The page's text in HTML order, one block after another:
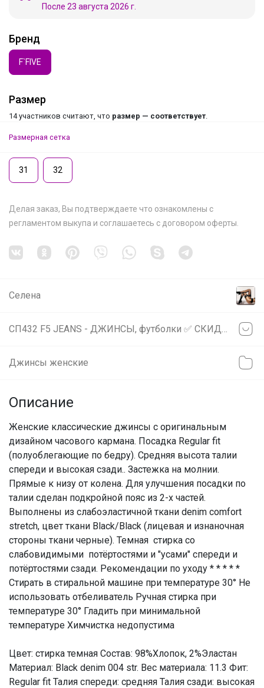
После 23 августа 2026 г.
Бренд
F`FIVE
Размер
14 участников считают, что размер — соответствует
Размерная сетка
31 32
Делая заказ, Вы подтверждаете что ознакомлены с
регламентом выкупа и соглашаетесь с договором оферты
Селена
Джинсы женские
Описание
Женские классические джинсы с оригинальным
дизайном часового кармана. Посадка Regular fit
(полуоблегающие по бедру). Средняя высота талии
спереди и высокая сзади.. Застежка на молнии.
Прямые к низу от колена. Для улучшения посадки по
талии сделан подкройной пояс из 2-х частей.
Выполнены из слабоэластичной ткани denim comfort
stretch, цвет ткани Black/Black (лицевая и изнаночная
стороны ткани черные). Темная стирка со
слабовидимыми потёртостями и "усами" спереди и
потёртостями сзади. Рекомендации по уходу * * * * *
Стирать в стиральной машине при температуре 30° Не
использовать отбеливатель Ручная стирка при
температуре 30° Гладить при минимальной
температуре Химчистка недопустима
Цвет: стирка темная Состав: 98%Хлопок, 2%Эластан
Материал: Black denim 004 str. Вес материала: 11.3 Фит:
Regular fit Талия спереди: средняя Талия сзади: высокая